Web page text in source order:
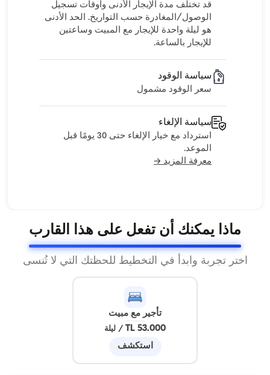
قد تختلف مدة الإيجار الأدنى وأوقات تسجيل
الوصول/المغادرة حسب التواريخ. الحد الأدنى
هو ليلة واحدة للإيجار مع المبيت وساعتين
للإيجار بالساعة.
سياسة الوقود
سعر الوقود مشمول
سياسة الإلغاء
استرداد مع خيار الإلغاء حتى 30 يومًا قبل
الموعد.
معرفة المزيد →
ماذا يمكنك أن تفعل على هذا القارب
اختر تجربة وابدأ في التخطيط للحظتك التي لا تُنسى
تأجير مع مبيت
53.000 TL
/ ليلة
استكشف